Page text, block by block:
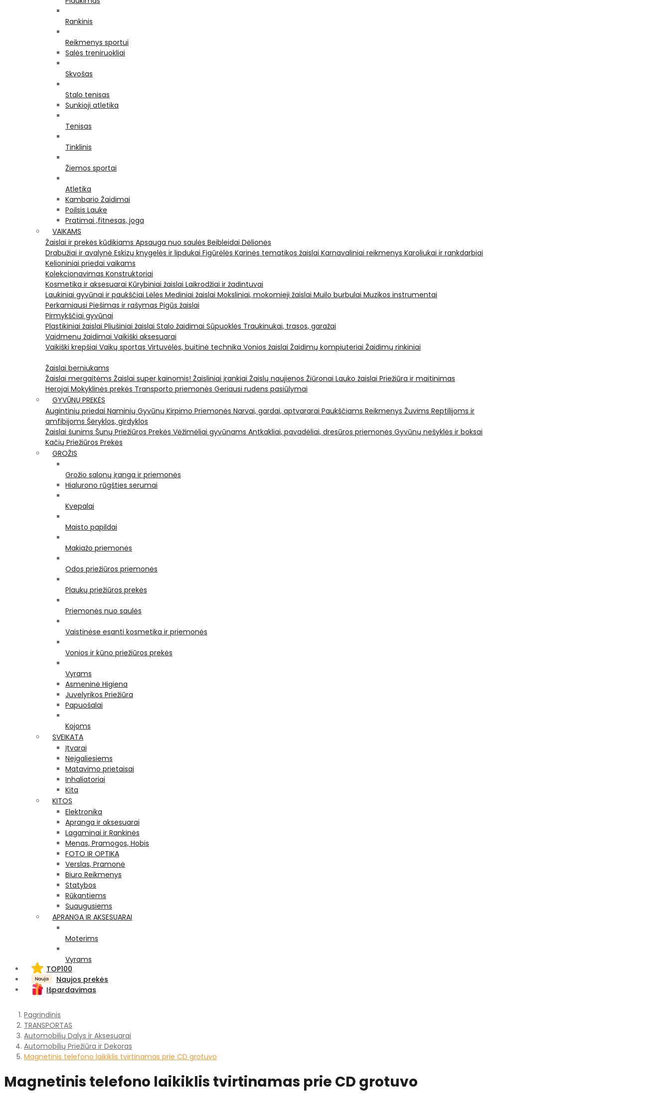
Rankinis
Reikmenys sportui
Salės treniruokliai
Skvošas
Stalo tenisas
Sunkioji atletika
Tenisas
Tinklinis
Žiemos sportai
Atletika
Kambario Žaidimai
Poilsis Lauke
Pratimai ,fitnesas, joga
VAIKAMS
Žaislai ir prekės kūdikiams Apsauga nuo saulės Beibleidai Dėlionės
Drabužiai ir avalynė Eskizų knygelės ir lipdukai Figūrėlės Karinės tematikos žaislai Karnavaliniai reikmenys Karoliukai ir rankdarbiai
Kelioniniai priedai vaikams
Kolekcionavimas Konstruktoriai
Kosmetika ir aksesuarai Kūrybiniai žaislai Laikrodžiai ir žadintuvai
Laukiniai gyvūnai ir paukščiai Lėlės Mediniai žaislai Moksliniai, mokomieji žaislai Muilo burbulai Muzikos instrumentai
Perkamiausi Piešimas ir rašymas Pigūs žaislai
Pirmykščiai gyvūnai
Plastikiniai žaislai Pliušiniai žaislai Stalo žaidimai Sūpuoklės Traukinukai, trasos, garažai
Vaidmenų žaidimai Vaikiški aksesuarai
Vaikiški krepšiai Vaikų sportas Virtuvėlės, buitinė technika Vonios žaislai Žaidimų kompiuteriai Žaidimų rinkiniai
Žaislai berniukams
Žaislai mergaitėms Žaislai super kainomis! Žaisliniai įrankiai Žaislų naujienos Žiūronai Lauko žaislai Priežiūra ir maitinimas
Herojai Mokyklinės prekės Transporto priemonės Geriausi rudens pasiūlymai
GYVŪNŲ PREKĖS
Augintinių priedai Naminių Gyvūnų Kirpimo Priemonės Narvai, gardai, aptvararai Paukščiams Reikmenys Žuvims Reptilijoms ir
amfibijoms Šėryklos, girdyklos
Žaislai šunims Šunų Priežiūros Prekės Vėžimėliai gyvūnams Antkakliai, pavadėliai, dresūros priemonės Gyvūnų nešyklės ir boksai
Kačių Priežiūros Prekės
GROŽIS
Grožio salonų įranga ir priemonės
Hialurono rūgšties serumai
Kvepalai
Maisto papildai
Makiažo priemonės
Odos priežiūros priemonės
Plaukų priežiūros prekės
Priemonės nuo saulės
Vaistinėse esanti kosmetika ir priemonės
Vonios ir kūno priežiūros prekės
Vyrams
Asmeninė Higiena
Juvelyrikos Priežiūra
Papuošalai
Kojoms
SVEIKATA
Įtvarai
Neįgaliesiems
Matavimo prietaisai
Inhaliatoriai
Kita
KITOS
Elektronika
Apranga ir aksesuarai
Lagaminai ir Rankinės
Menas, Pramogos, Hobis
FOTO IR OPTIKA
Verslas, Pramonė
Biuro Reikmenys
Statybos
Rūkantiems
Suaugusiems
APRANGA IR AKSESUARAI
Moterims
Vyrams
TOP100
Naujos prekės
Išpardavimas
Pagrindinis
TRANSPORTAS
Automobilių Dalys ir Aksesuarai
Automobilių Priežiūra ir Dekoras
Magnetinis telefono laikiklis tvirtinamas prie CD grotuvo
Magnetinis telefono laikiklis tvirtinamas prie CD grotuvo